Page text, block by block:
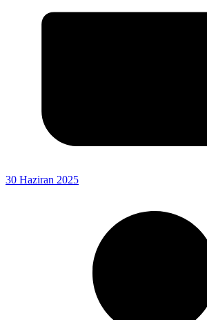
30 Haziran 2025